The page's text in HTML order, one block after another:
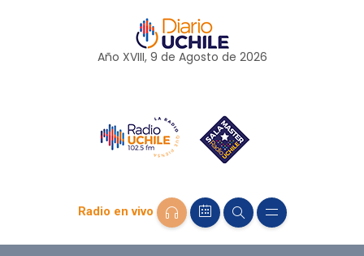
Año XVIII, 9 de Agosto de 2026
Radio en vivo